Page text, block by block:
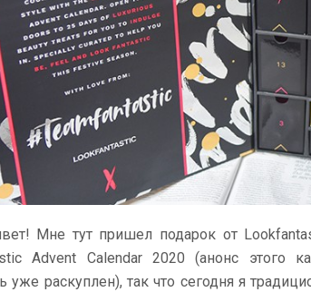
Мне тут пришел подарок от
Advent Calendar 2020 (анонс этого
уже раскуплен), так что сегодня я